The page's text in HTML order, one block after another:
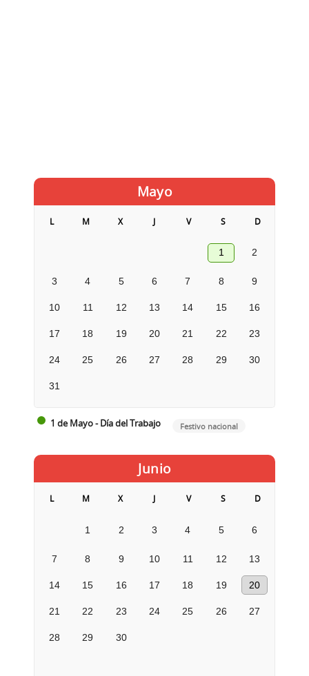
Mayo
L M X J V S D
1 2
3 4 5 6 7 8 9
10 11 12 13 14 15 16
17 18 19 20 21 22 23
24 25 26 27 28 29 30
31
1 de Mayo - Día del Trabajo Festivo nacional
Junio
L M X J V S D
1 2 3 4 5 6
7 8 9 10 11 12 13
14 15 16 17 18 19 20
21 22 23 24 25 26 27
28 29 30